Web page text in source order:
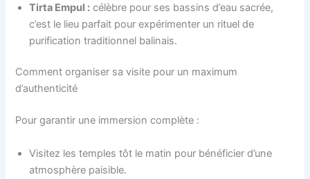
Tirta Empul : célèbre pour ses bassins d’eau sacrée,
c’est le lieu parfait pour expérimenter un rituel de
purification traditionnel balinais.
Comment organiser sa visite pour un maximum
d’authenticité
Pour garantir une immersion complète :
Visitez les temples tôt le matin pour bénéficier d’une
atmosphère paisible.